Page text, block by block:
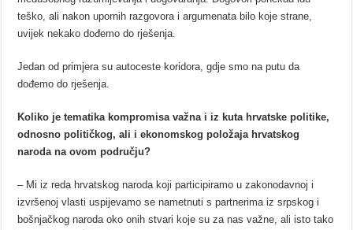
teško, ali nakon upornih razgovora i argumenata bilo koje strane,
uvijek nekako dođemo do rješenja.
Jedan od primjera su autoceste koridora, gdje smo na putu da
dođemo do rješenja.
Koliko je tematika kompromisa važna i iz kuta hrvatske politike,
odnosno političkog, ali i ekonomskog položaja hrvatskog
naroda na ovom području?
– Mi iz reda hrvatskog naroda koji participiramo u zakonodavnoj i
izvršenoj vlasti uspijevamo se nametnuti s partnerima iz srpskog i
bošnjačkog naroda oko onih stvari koje su za nas važne, ali isto tako